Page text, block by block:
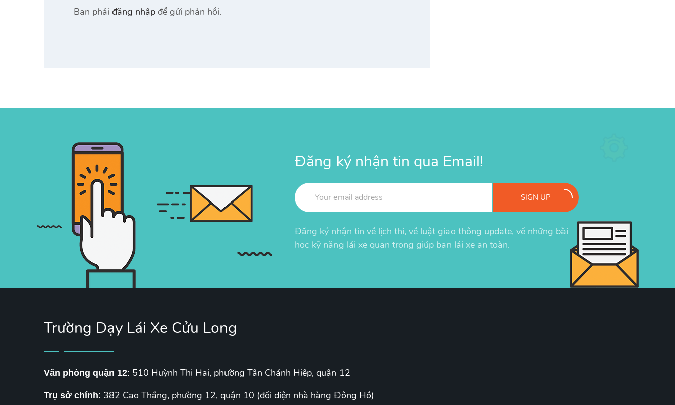
Bạn phải đăng nhập để gửi phản hồi.
Đăng ký nhận tin qua Email!
SIGN UP
Đăng ký nhận tin về lịch thi, về luật giao thông update, về những bài
học kỹ năng lái xe quan trọng giúp bạn lái xe an toàn.
Trường Dạy Lái Xe Cửu Long
Văn phòng quận 12: 510 Huỳnh Thị Hai, phường Tân Chánh Hiệp, quận 12
Trụ sở chính: 382 Cao Thắng, phường 12, quận 10 (đối diện nhà hàng Đông Hồ)